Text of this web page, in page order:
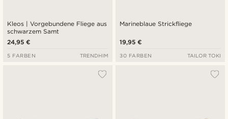
Kleos | Vorgebundene Fliege aus
schwarzem Samt
24,95 €
5 FARBEN TRENDHIM
Marineblaue Strickfliege
19,95 €
30 FARBEN TAILOR TOKI